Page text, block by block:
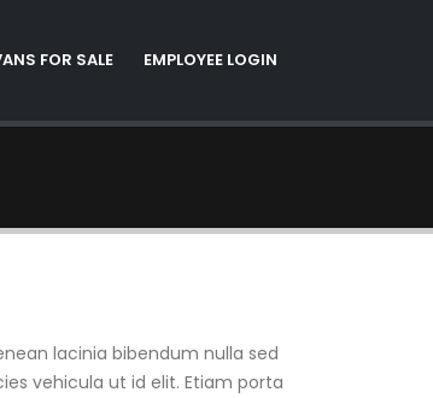
FOR SALE EMPLOYEE LOGIN
lacinia bibendum nulla sed
vehicula ut id elit. Etiam porta